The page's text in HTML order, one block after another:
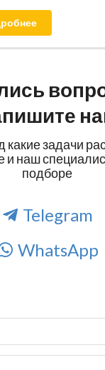
какие задачи
и наш
подборе
Telegram
WhatsApp